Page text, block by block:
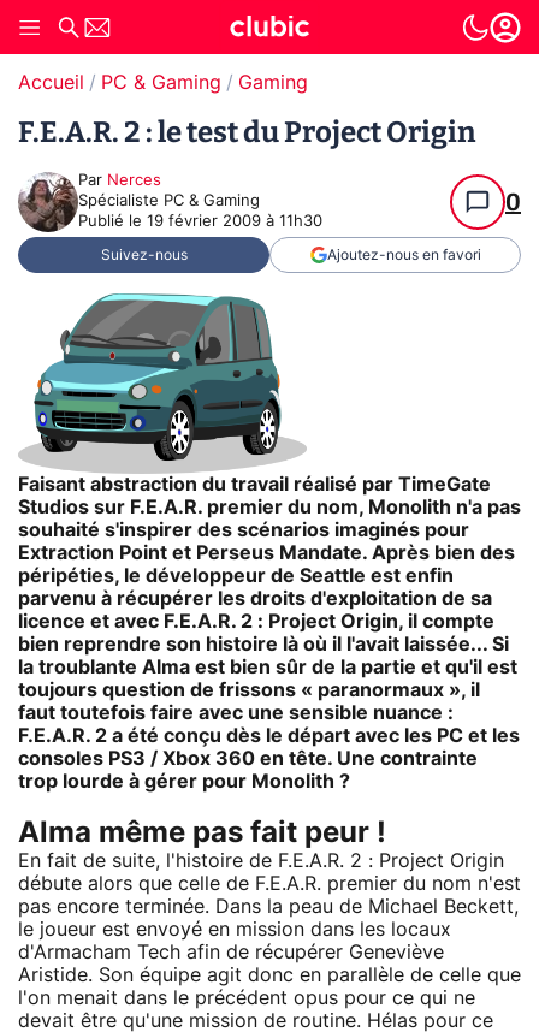
Accueil PC & Gaming Gaming
F.E.A.R. 2 : le test du Project Origin
Par Nerces
Spécialiste PC & Gaming
Publié le 19 février 2009 à 11h30
0
Suivez-nous Ajoutez-nous en favori
Faisant abstraction du travail réalisé par TimeGate
Studios sur F.E.A.R. premier du nom, Monolith n'a pas
souhaité s'inspirer des scénarios imaginés pour
Extraction Point et Perseus Mandate. Après bien des
péripéties, le développeur de Seattle est enfin
parvenu à récupérer les droits d'exploitation de sa
licence et avec F.E.A.R. 2 : Project Origin, il compte
bien reprendre son histoire là où il l'avait laissée... Si
la troublante Alma est bien sûr de la partie et qu'il est
toujours question de frissons « paranormaux », il
faut toutefois faire avec une sensible nuance :
F.E.A.R. 2 a été conçu dès le départ avec les PC et les
consoles PS3 / Xbox 360 en tête. Une contrainte
trop lourde à gérer pour Monolith ?
Alma même pas fait peur !
En fait de suite, l'histoire de F.E.A.R. 2 : Project Origin
débute alors que celle de F.E.A.R. premier du nom n'est
pas encore terminée. Dans la peau de Michael Beckett,
le joueur est envoyé en mission dans les locaux
d'Armacham Tech afin de récupérer Geneviève
Aristide. Son équipe agit donc en parallèle de celle que
l'on menait dans le précédent opus pour ce qui ne
devait être qu'une mission de routine. Hélas pour ce